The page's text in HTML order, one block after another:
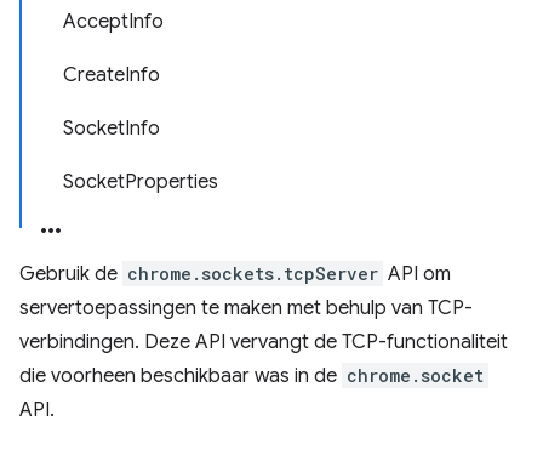
AcceptInfo
CreateInfo
SocketInfo
SocketProperties
Gebruik de chrome.sockets.tcpServer API om
servertoepassingen te maken met behulp van TCP-
verbindingen. Deze API vervangt de TCP-functionaliteit
die voorheen beschikbaar was in de chrome.socket
API.